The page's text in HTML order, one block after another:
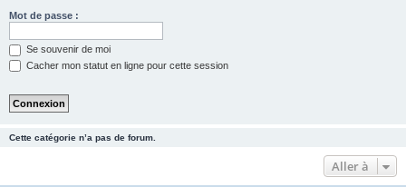
Mot de passe :
Se souvenir de moi
Cacher mon statut en ligne pour cette session
Cette catégorie n’a pas de forum.
Aller à